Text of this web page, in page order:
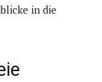
in die